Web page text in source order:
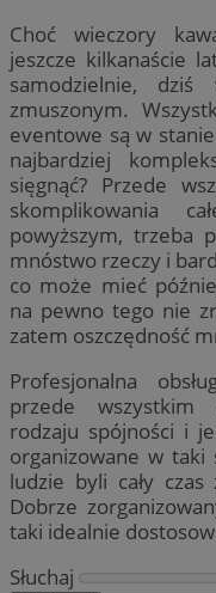
Choć wieczory
jeszcze kilkanaście
samodzielnie,
zmuszonym.
eventowe są w
najbardziej
sięgnąć? Przede
skomplikowania
powyższym, trzeba
mnóstwo rzeczy i
co może mieć
na pewno tego nie
zatem oszczędność
Profesjonalna
przede wszystkim
rodzaju spójności i
organizowane w taki
ludzie byli cały czas
Dobrze
taki idealnie
Słuchaj